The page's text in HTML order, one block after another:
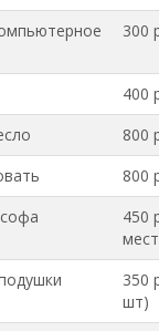
300
400
800
800
450
350
шт)